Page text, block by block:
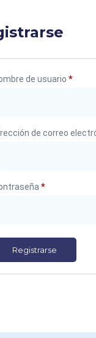
de usuario *
de correo
*
Registrarse